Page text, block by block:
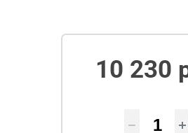
10 230